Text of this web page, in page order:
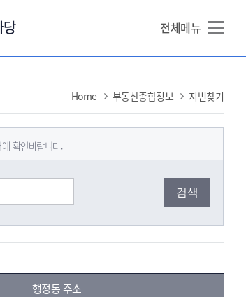
당 전체메뉴
Home 부동산종합정보 지번찾기
확인바랍니다.
행정동 주소